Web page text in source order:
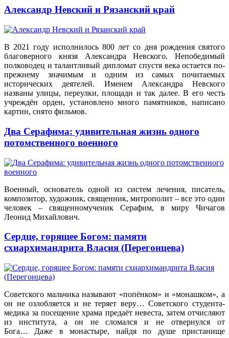
Александр Невский и Рязанский край
В 2021 году исполнилось 800 лет со дня рождения святого
благоверного князя Александра Невского. Непобедимый
полководец и талантливый дипломат спустя века остается по-
прежнему значимым и одним из самых почитаемых
исторических деятелей. Именем Александра Невского
названы улицы, переулки, площади и так далее. В его честь
учреждён орден, установлено много памятников, написано
картин, снято фильмов.
Два Серафима: удивительная жизнь одного
потомственного военного
Военный, основатель одной из систем лечения, писатель,
композитор, художник, священник, митрополит – все это один
человек – священномученик Серафим, в миру Чичагов
Леонид Михайлович.
Сердце, горящее Богом: памяти
схиархимандрита Власия (Перегонцева)
Советского мальчика называют «попёнком» и «монашком», а
он не озлобляется и не теряет веру… Советского студента-
медика за посещение храма предаёт невеста, затем отчисляют
из института, а он не сломался и не отвернулся от
Бога… Даже в монастыре, найдя по душе пристанище